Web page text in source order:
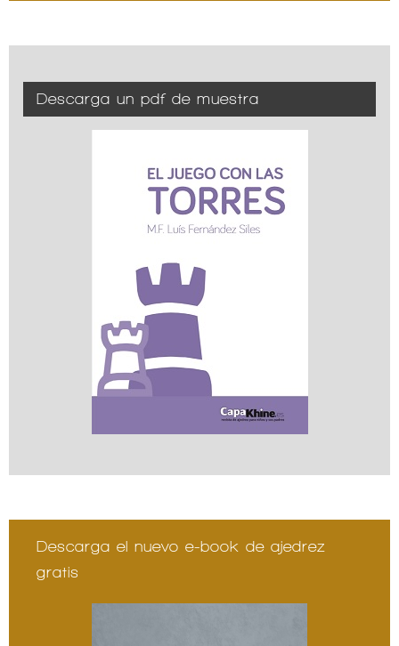
Descarga un pdf de muestra
Descarga el nuevo e-book de ajedrez
gratis